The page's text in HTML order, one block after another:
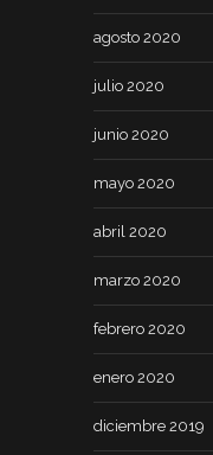
agosto 2020
julio 2020
junio 2020
mayo 2020
abril 2020
marzo 2020
febrero 2020
enero 2020
diciembre 2019